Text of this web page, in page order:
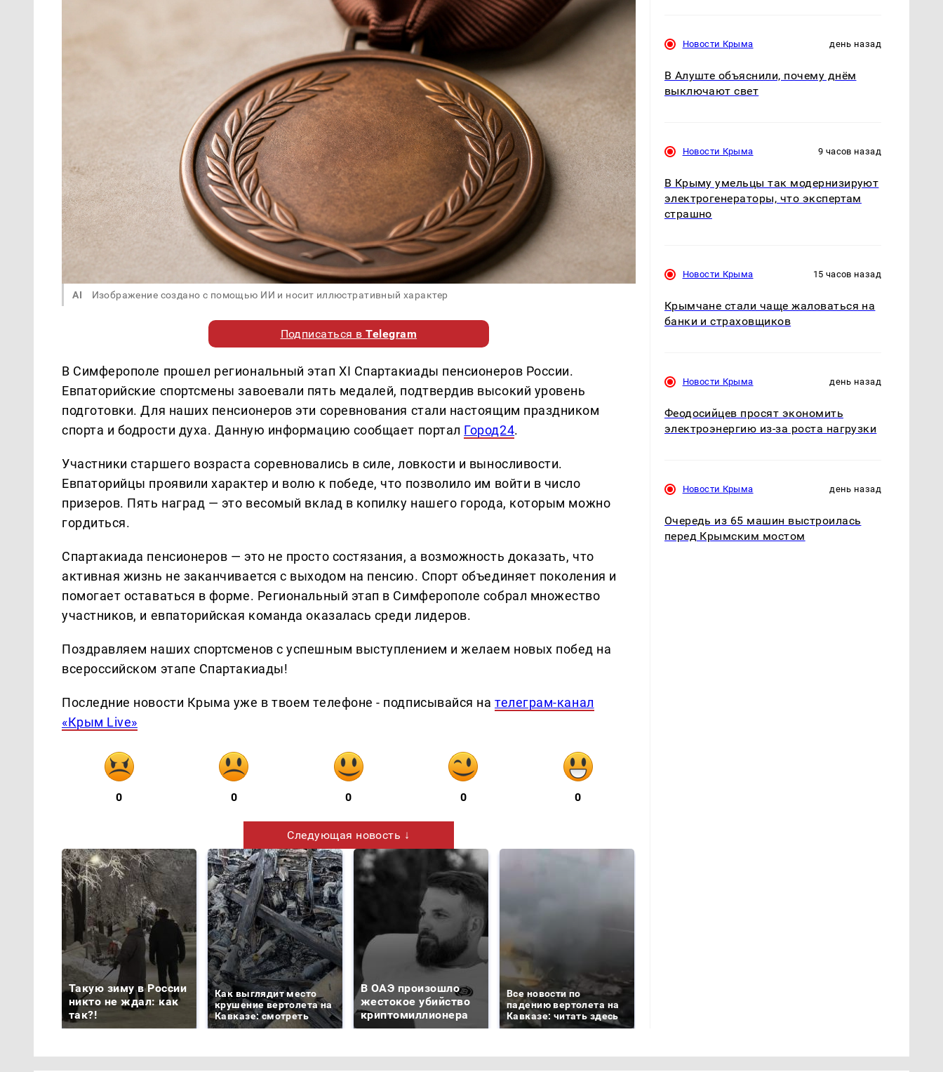
AI Изображение создано с помощью ИИ и носит иллюстративный характер
Подписаться вTelegram
В Симферополе прошел региональный этап XI Спартакиады пенсионеров России.
Евпаторийские спортсмены завоевали пять медалей, подтвердив высокий уровень
подготовки. Для наших пенсионеров эти соревнования стали настоящим праздником
спорта и бодрости духа. Данную информацию сообщает портал Город24.
Участники старшего возраста соревновались в силе, ловкости и выносливости.
Евпаторийцы проявили характер и волю к победе, что позволило им войти в число
призеров. Пять наград — это весомый вклад в копилку нашего города, которым можно
гордиться.
Спартакиада пенсионеров — это не просто состязания, а возможность доказать, что
активная жизнь не заканчивается с выходом на пенсию. Спорт объединяет поколения и
помогает оставаться в форме. Региональный этап в Симферополе собрал множество
участников, и евпаторийская команда оказалась среди лидеров.
Поздравляем наших спортсменов с успешным выступлением и желаем новых побед на
всероссийском этапе Спартакиады!
Последние новости Крыма уже в твоем телефоне - подписывайся нателеграм-канал
«Крым Live»
0 0 0 0 0
Следующая новость ↓
Такую зиму в России
никто не ждал: как
так?!
Как выглядит место
крушение вертолета на
Кавказе: смотреть
В ОАЭ произошло
жестокое убийство
криптомиллионера
Все новости по
падению вертолета на
Кавказе: читать здесь
Новости Крыма день назад
В Алуште объяснили, почему днём
выключают свет
Новости Крыма 9 часов назад
В Крыму умельцы так модернизируют
электрогенераторы, что экспертам
страшно
Новости Крыма 15 часов назад
Крымчане стали чаще жаловаться на
банки и страховщиков
Новости Крыма день назад
Феодосийцев просят экономить
электроэнергию из-за роста нагрузки
Новости Крыма день назад
Очередь из 65 машин выстроилась
перед Крымским мостом